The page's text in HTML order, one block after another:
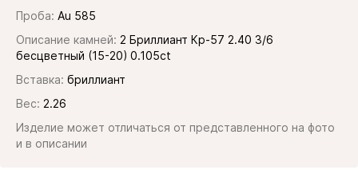
Проба: Au 585
Описание камней: 2 Бриллиант Кр-57 2.40 3/6
бесцветный (15-20) 0.105ct
Вставка: бриллиант
Вес: 2.26
Изделие может отличаться от представленного на фото
и в описании